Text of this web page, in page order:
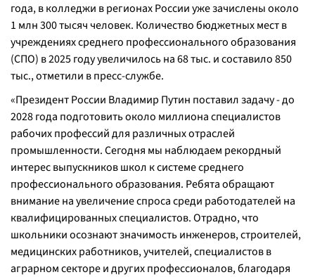
года, в колледжи в регионах России уже зачислены около
1 млн 300 тысяч человек. Количество бюджетных мест в
учреждениях среднего профессионального образования
(СПО) в 2025 году увеличилось на 68 тыс. и составило 850
тыс., отметили в пресс-службе.
«Президент России Владимир Путин поставил задачу - до
2028 года подготовить около миллиона специалистов
рабочих профессий для различных отраслей
промышленности. Сегодня мы наблюдаем рекордный
интерес выпускников школ к системе среднего
профессионального образования. Ребята обращают
внимание на увеличение спроса среди работодателей на
квалифицированных специалистов. Отрадно, что
школьники осознают значимость инженеров, строителей,
медицинских работников, учителей, специалистов в
аграрном секторе и других профессионалов, благодаря